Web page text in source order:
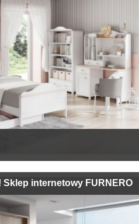
internetowy FURNERO